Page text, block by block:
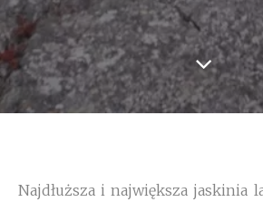
Najdłuższa i największa jaskinia